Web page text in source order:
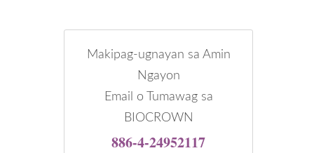
Makipag-ugnayan sa Amin
Ngayon
Email o Tumawag sa
BIOCROWN
886-4-24952117